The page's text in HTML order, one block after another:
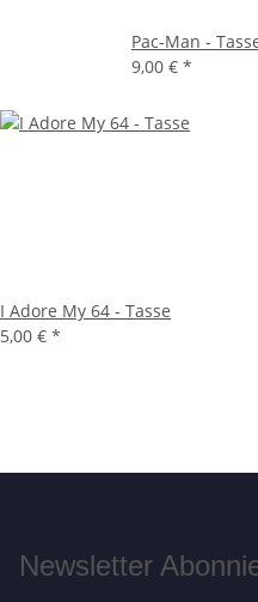
Pac-Man -
9,00 € *
I Adore My 64 - Tasse
5,00 € *
Newsletter